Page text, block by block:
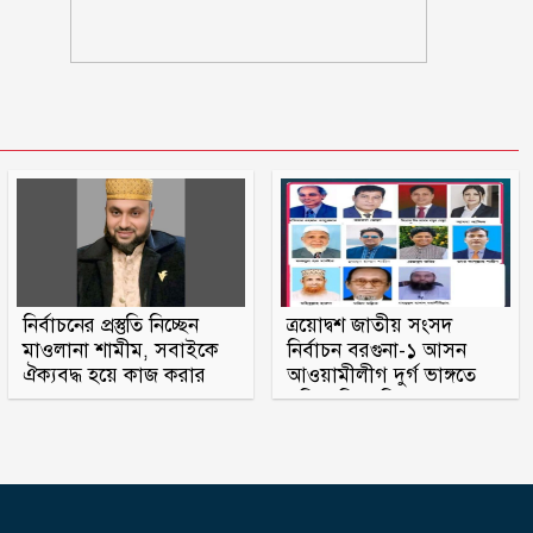
দুই-তিন দিনের মধ্যে গ্যাসের পরিস্থিতি
বরগুনায় ভাইয়ে ভাইয়ে সংঘর্ষে নিহত
জামাই
ওবায়দুল কাদেরসহ ৭ শীর্ষ নেতার
সর্বোচ্চ শাস্তির আবেদন
রাষ্ট্রপতি নির্বাচন ২০ আগস্ট
নির্বাচনের প্রস্তুতি নিচ্ছেন
মাওলানা শামীম, সবাইকে
ঐক্যবদ্ধ হয়ে কাজ করার
অহব্বান জানান
ত্রয়োদ্বশ জাতীয় সংসদ
নির্বাচন বরগুনা-১ আসন
আওয়ামীলীগ দুর্গ ভাঙ্গতে
মরিয়া বিএনপি ও জামায়াত